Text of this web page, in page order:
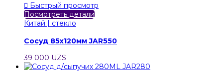
 Быстрый просмотр
Посмотреть детали
Китай | стекло
Сосуд 85х120мм JAR550
39 000 UZS